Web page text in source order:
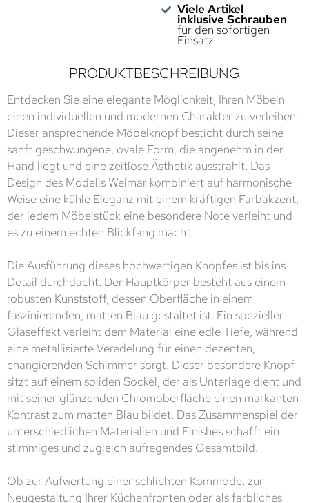
Viele Artikel
inklusive Schrauben
für den sofortigen
Einsatz
PRODUKTBESCHREIBUNG
Entdecken Sie eine elegante Möglichkeit, Ihren Möbeln
einen individuellen und modernen Charakter zu verleihen.
Dieser ansprechende Möbelknopf besticht durch seine
sanft geschwungene, ovale Form, die angenehm in der
Hand liegt und eine zeitlose Ästhetik ausstrahlt. Das
Design des Modells Weimar kombiniert auf harmonische
Weise eine kühle Eleganz mit einem kräftigen Farbakzent,
der jedem Möbelstück eine besondere Note verleiht und
es zu einem echten Blickfang macht.
Die Ausführung dieses hochwertigen Knopfes ist bis ins
Detail durchdacht. Der Hauptkörper besteht aus einem
robusten Kunststoff, dessen Oberfläche in einem
faszinierenden, matten Blau gestaltet ist. Ein spezieller
Glaseffekt verleiht dem Material eine edle Tiefe, während
eine metallisierte Veredelung für einen dezenten,
changierenden Schimmer sorgt. Dieser besondere Knopf
sitzt auf einem soliden Sockel, der als Unterlage dient und
mit seiner glänzenden Chromoberfläche einen markanten
Kontrast zum matten Blau bildet. Das Zusammenspiel der
unterschiedlichen Materialien und Finishes schafft ein
stimmiges und zugleich aufregendes Gesamtbild.
Ob zur Aufwertung einer schlichten Kommode, zur
Neugestaltung Ihrer Küchenfronten oder als farbliches